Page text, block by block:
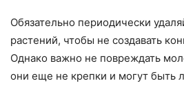
Обязательно периодически
растений, чтобы не создавать
Однако важно не повреждать
они еще не крепки и могут быть